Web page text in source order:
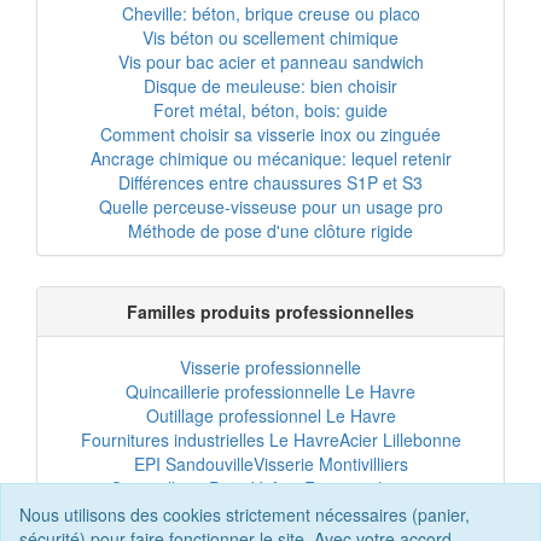
Nous utilisons des cookies strictement nécessaires (panier,
Cheville: béton, brique creuse ou placo
Vis béton ou scellement chimique
Vis pour bac acier et panneau sandwich
Disque de meuleuse: bien choisir
Foret métal, béton, bois: guide
Comment choisir sa visserie inox ou zinguée
Ancrage chimique ou mécanique: lequel retenir
Différences entre chaussures S1P et S3
Quelle perceuse-visseuse pour un usage pro
Méthode de pose d'une clôture rigide
Familles produits professionnelles
Visserie professionnelle
Quincaillerie professionnelle Le Havre
Outillage professionnel Le Havre
Fournitures industrielles Le HavreAcier Lillebonne
EPI SandouvilleVisserie Montivilliers
Quincaillerie Port-JérômeFixation chantier
EPI professionnelOutillage maintenance
Acier professionnelTôles et bardage